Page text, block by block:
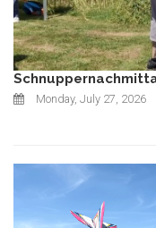
Monday, July 27, 2026